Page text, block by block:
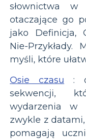
słownictwa w
otaczające go
jako Definicja,
Nie-
myśli, które
Osie czasu :
sekwencji,
wydarzenia w
zwykle z
pomagają